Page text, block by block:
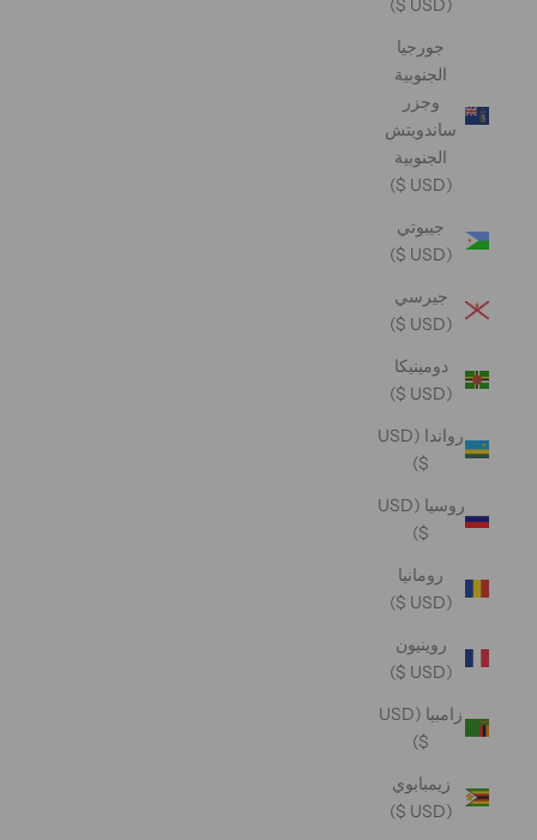
جورجيا
الجنوبية
وجزر
ساندويتش
الجنوبية
(USD $)
جيبوتي
(USD $)
جيرسي
(USD $)
دومينيكا
(USD $)
رواندا (USD
$)
روسيا (USD
$)
رومانيا
(USD $)
روينيون
(USD $)
زامبيا (USD
$)
زيمبابوي
(USD $)